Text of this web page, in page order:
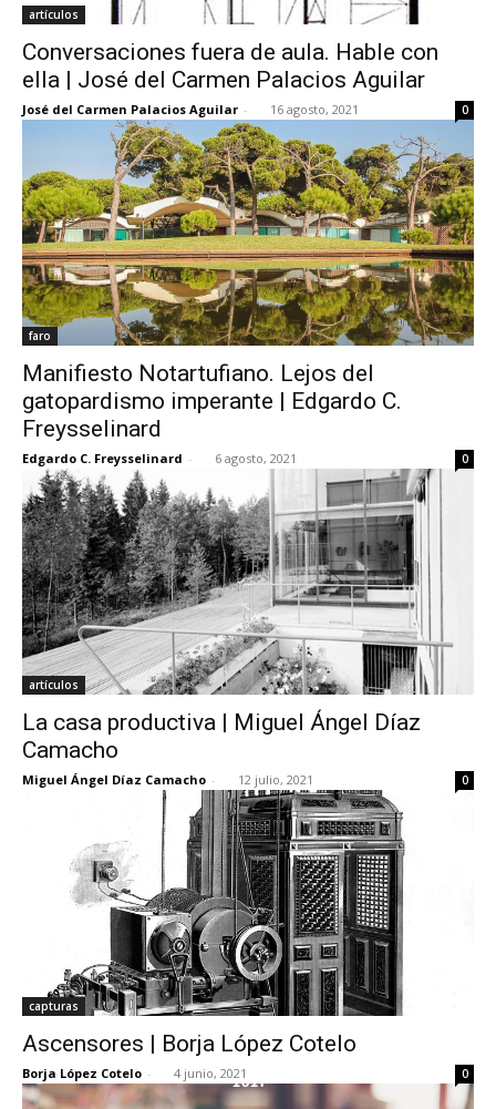
artículos
Conversaciones fuera de aula. Hable con
ella | José del Carmen Palacios Aguilar
José del Carmen Palacios Aguilar - 16 agosto, 2021 0
faro
Manifiesto Notartufiano. Lejos del
gatopardismo imperante | Edgardo C.
Freysselinard
Edgardo C. Freysselinard - 6 agosto, 2021 0
artículos
La casa productiva | Miguel Ángel Díaz
Camacho
Miguel Ángel Díaz Camacho - 12 julio, 2021 0
capturas
Ascensores | Borja López Cotelo
Borja López Cotelo - 4 junio, 2021 0